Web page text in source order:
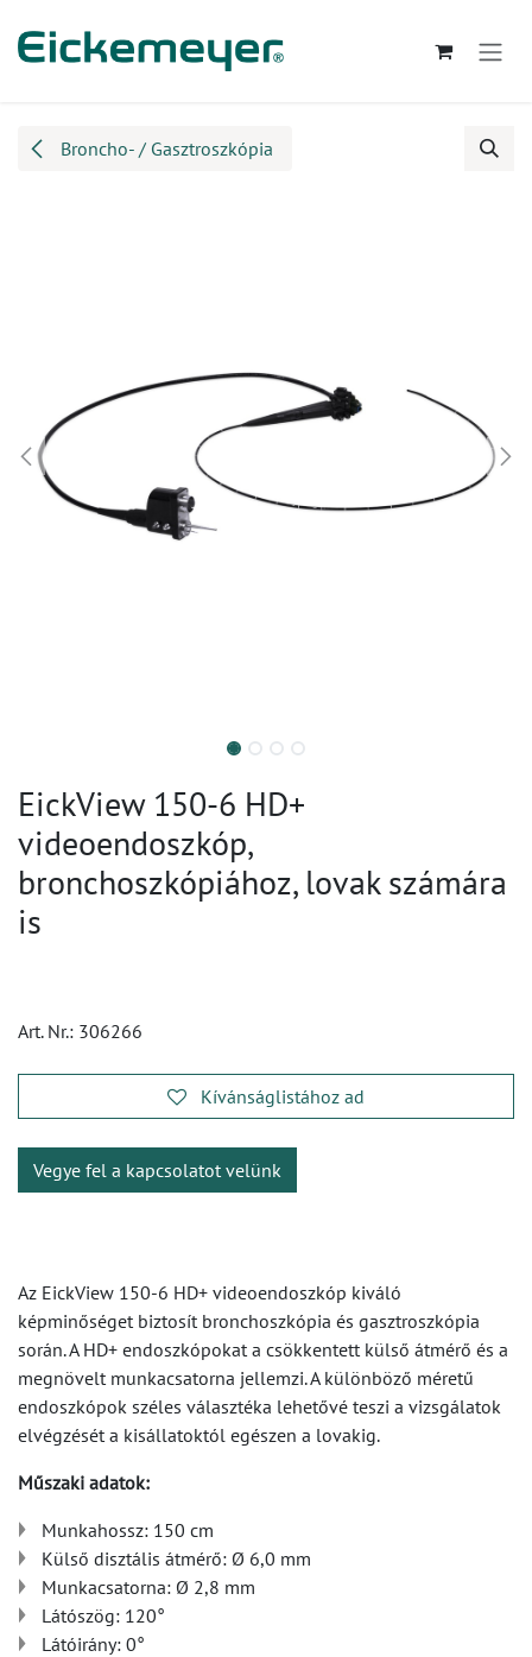
Broncho- / Gasztroszkópia
EickView 150-6 HD+
videoendoszkóp,
bronchoszkópiához, lovak számára
is
Art. Nr.: 306266
Kívánságlistához ad
Vegye fel a kapcsolatot velünk
Az EickView 150-6 HD+ videoendoszkóp kiváló
képminőséget biztosít bronchoszkópia és gasztroszkópia
során. A HD+ endoszkópokat a csökkentett külső átmérő és a
megnövelt munkacsatorna jellemzi. A különböző méretű
endoszkópok széles választéka lehetővé teszi a vizsgálatok
elvégzését a kisállatoktól egészen a lovakig.
Műszaki adatok:
Munkahossz: 150 cm
Külső disztális átmérő: Ø 6,0 mm
Munkacsatorna: Ø 2,8 mm
Látószög: 120°
Látóirány: 0°